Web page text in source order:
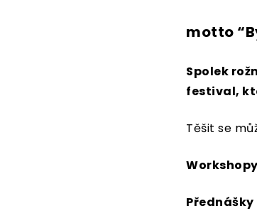
motto
Spolek
festival,
Těšit se
Workshopy
Přednášky